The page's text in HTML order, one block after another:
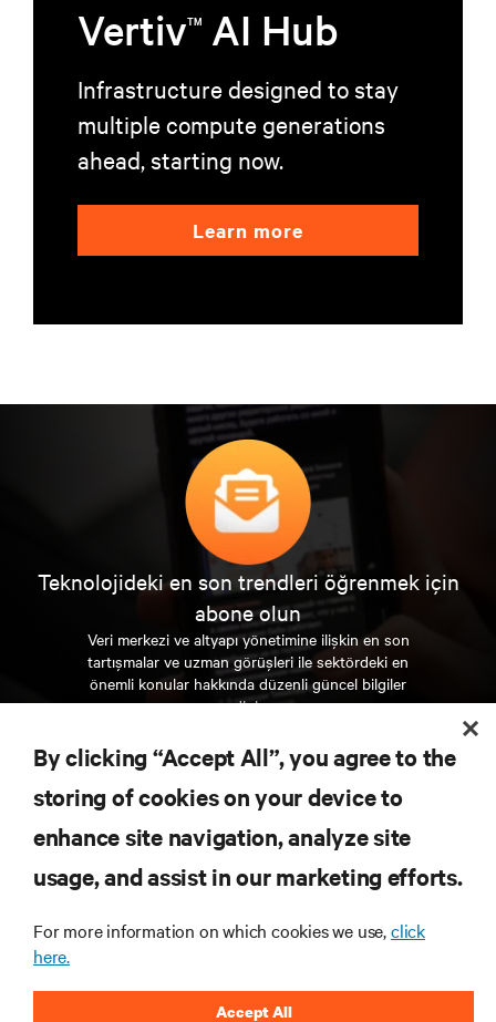
VertivTM AI Hub
Infrastructure designed to stay
multiple compute generations
ahead, starting now.
Learn more
Teknolojideki en son trendleri öğrenmek için
abone olun
Veri merkezi ve altyapı yönetimine ilişkin en son
tartışmalar ve uzman görüşleri ile sektördeki en
önemli konular hakkında düzenli güncel bilgiler
edinin.
ŞİMDİ KAYDOLUN
KAYNAKLAR
KURUMSAL
By clicking “Accept All”, you agree to the
storing of cookies on your device to
enhance site navigation, analyze site
usage, and assist in our marketing efforts.
For more information on which cookies we use,click
here.
Accept All